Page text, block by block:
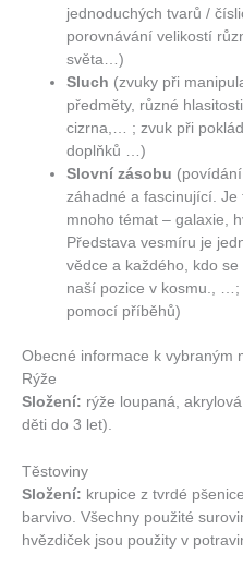
jednoduchých tvarů /
porovnávání velikostí
světa…)
Sluch (zvuky při
předměty, různé
cizrna,… ; zvuk při
doplňků …)
Slovní zásobu
záhadné a fascinující. Je
mnoho témat – galaxie,
Představa vesmíru je
vědce a každého, kdo
naší pozice v kosmu., …;
pomocí příběhů)
Obecné informace k vybraným
Rýže
Složení: rýže loupaná,
děti do 3 let).
Těstoviny
Složení: krupice z tvrdé
barvivo. Všechny použité
hvězdiček jsou použity v